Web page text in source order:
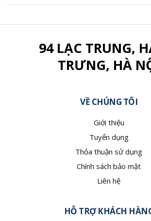
94 LẠC TRUNG,
TRƯNG, HÀ
VỀ CHÚNG TÔI
Giới thiệu
Tuyển dụng
Thỏa thuận sử dụng
Chính sách bảo mật
Liên hệ
HỖ TRỢ KHÁCH